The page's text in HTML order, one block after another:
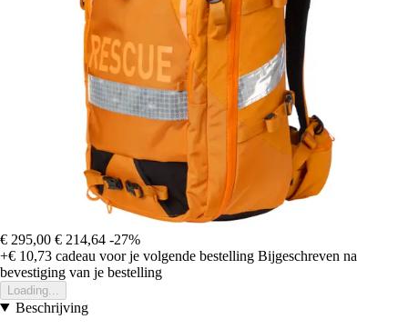
€ 295,00 € 214,64 -27%
+€ 10,73 cadeau voor je volgende bestelling Bijgeschreven na
bevestiging van je bestelling
Loading...
Beschrijving